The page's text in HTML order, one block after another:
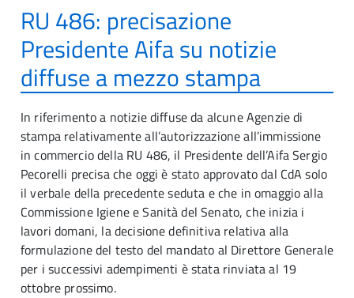
RU 486: precisazione
Presidente Aifa su notizie
diffuse a mezzo stampa
In riferimento a notizie diffuse da alcune Agenzie di
stampa relativamente all’autorizzazione all’immissione
in commercio della RU 486, il Presidente dell’Aifa Sergio
Pecorelli precisa che oggi è stato approvato dal CdA solo
il verbale della precedente seduta e che in omaggio alla
Commissione Igiene e Sanità del Senato, che inizia i
lavori domani, la decisione definitiva relativa alla
formulazione del testo del mandato al Direttore Generale
per i successivi adempimenti è stata rinviata al 19
ottobre prossimo.